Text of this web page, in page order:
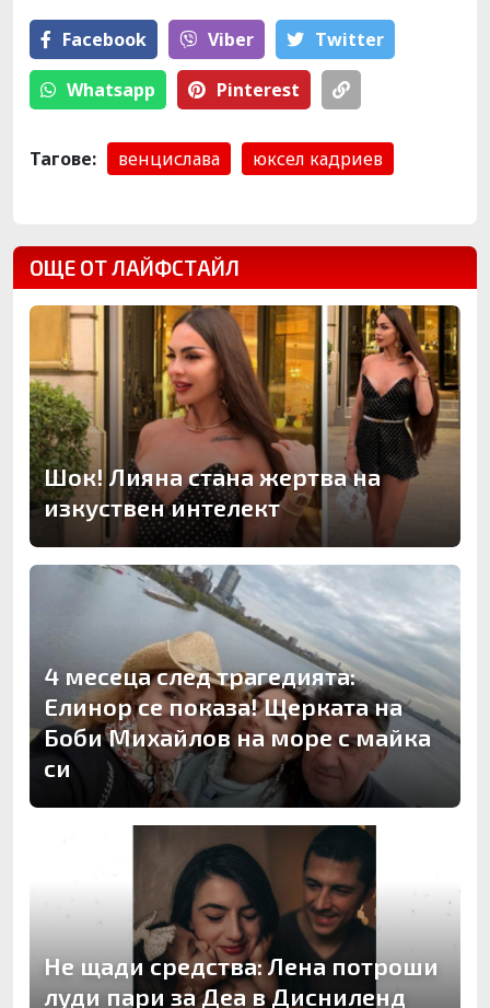
Facebook Viber Тwitter
Whatsapp Pinterest
Тагове: венцислава юксел кадриев
ОЩЕ ОТ ЛАЙФСТАЙЛ
Шок! Лияна стана жертва на
изкуствен интелект
4 месеца след трагедията:
Елинор се показа! Щерката на
Боби Михайлов на море с майка
си
Не щади средства: Лена потроши
луди пари за Деа в Дисниленд